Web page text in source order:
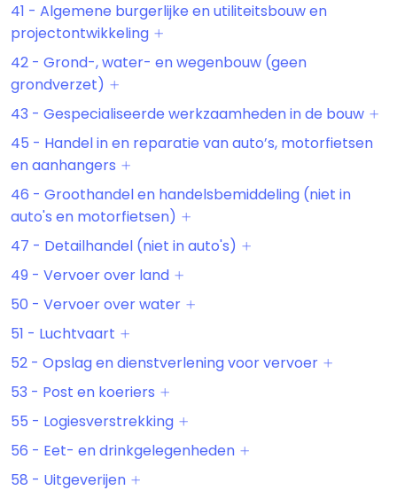
41 - Algemene burgerlijke en utiliteitsbouw en
projectontwikkeling
42 - Grond-, water- en wegenbouw (geen
grondverzet)
43 - Gespecialiseerde werkzaamheden in de bouw
45 - Handel in en reparatie van auto’s, motorfietsen
en aanhangers
46 - Groothandel en handelsbemiddeling (niet in
auto's en motorfietsen)
47 - Detailhandel (niet in auto's)
49 - Vervoer over land
50 - Vervoer over water
51 - Luchtvaart
52 - Opslag en dienstverlening voor vervoer
53 - Post en koeriers
55 - Logiesverstrekking
56 - Eet- en drinkgelegenheden
58 - Uitgeverijen